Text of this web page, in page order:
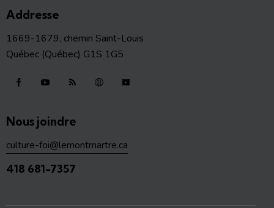
Addresse
1669-1679, chemin Saint-Louis
Québec (Québec) G1S 1G5
Nous joindre
culture-foi@lemontmartre.ca
418 681-7357